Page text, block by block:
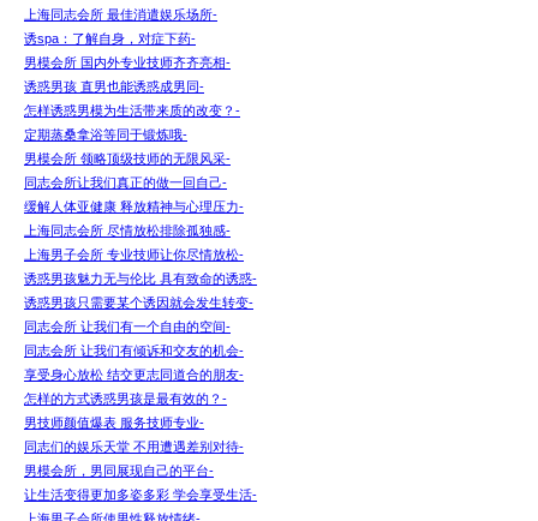
上海同志会所 最佳消遣娱乐场所-
诱spa：了解自身，对症下药-
男模会所 国内外专业技师齐齐亮相-
诱惑男孩 直男也能诱惑成男同-
怎样诱惑男模为生活带来质的改变？-
定期蒸桑拿浴等同于锻炼哦-
男模会所 领略顶级技师的无限风采-
同志会所让我们真正的做一回自己-
缓解人体亚健康 释放精神与心理压力-
上海同志会所 尽情放松排除孤独感-
上海男子会所 专业技师让你尽情放松-
诱惑男孩魅力无与伦比 具有致命的诱惑-
诱惑男孩只需要某个诱因就会发生转变-
同志会所 让我们有一个自由的空间-
同志会所 让我们有倾诉和交友的机会-
享受身心放松 结交更志同道合的朋友-
怎样的方式诱惑男孩是最有效的？-
男技师颜值爆表 服务技师专业-
同志们的娱乐天堂 不用遭遇差别对待-
男模会所，男同展现自己的平台-
让生活变得更加多姿多彩 学会享受生活-